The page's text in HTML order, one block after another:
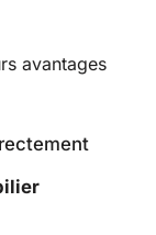
avantages